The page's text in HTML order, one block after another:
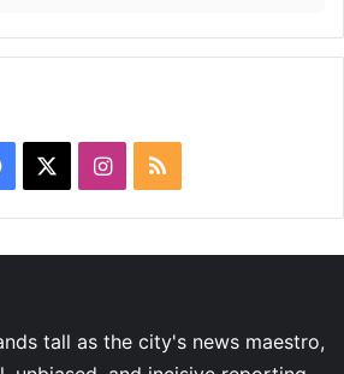
Facebook Instagram
RSS